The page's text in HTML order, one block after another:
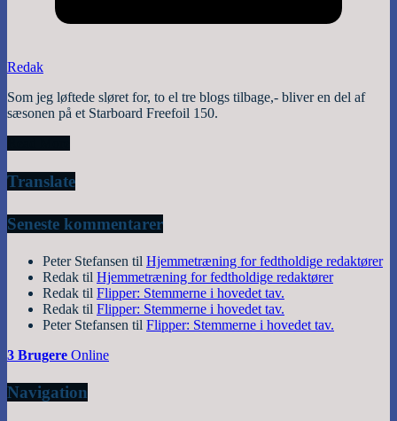
Redak
Som jeg løftede sløret for, to el tre blogs tilbage,- bliver en del af
sæsonen på et Starboard Freefoil 150.
Translate
Seneste kommentarer
Peter Stefansen til Hjemmetræning for fedtholdige redaktører
Redak til Hjemmetræning for fedtholdige redaktører
Redak til Flipper: Stemmerne i hovedet tav.
Redak til Flipper: Stemmerne i hovedet tav.
Peter Stefansen til Flipper: Stemmerne i hovedet tav.
3 Brugere Online
Navigation